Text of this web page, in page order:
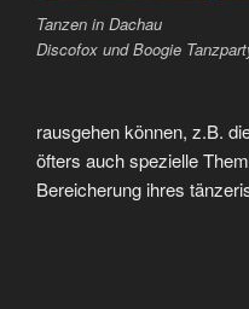
Tanzen in Dachau
Discofox und Boogie
rausgehen können, z.B.
öfters auch spezielle
Bereicherung ihres